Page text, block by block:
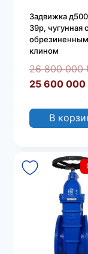
Задвижка
39р, чугунная с
обрезиненным
клином
26 800 000
25 600 000
В